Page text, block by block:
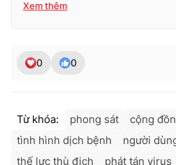
Xem thêm
0 0
Từ khóa: phong sát cộng
tình hình dịch bệnh
người
thế lực thù địch
phát tán virus